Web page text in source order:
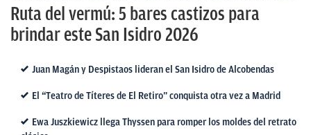
Ruta del vermú: 5 bares castizos para
brindar este San Isidro 2026
Juan Magán y Despistaos lideran el San Isidro de Alcobendas
El “Teatro de Títeres de El Retiro” conquista otra vez a Madrid
Ewa Juszkiewicz llega Thyssen para romper los moldes del retrato